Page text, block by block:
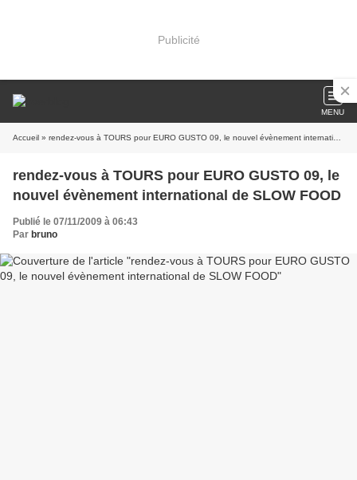
Publicité
MENU
Accueil » rendez-vous à TOURS pour EURO GUSTO 09, le nouvel évènement international de SLOW FOOD
rendez-vous à TOURS pour EURO GUSTO 09, le
nouvel évènement international de SLOW FOOD
Publié le 07/11/2009 à 06:43
Par bruno